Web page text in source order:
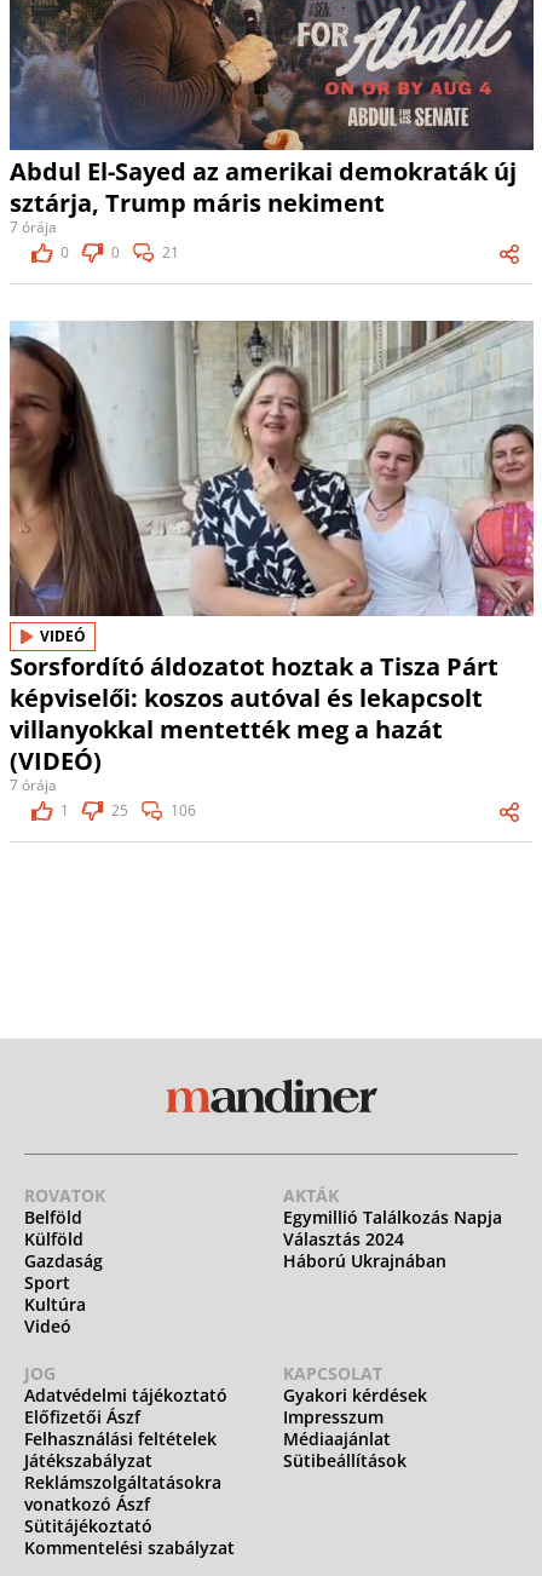
Abdul El-Sayed az amerikai demokraták új
sztárja, Trump máris nekiment
7 órája
0
0 21
VIDEÓ
Sorsfordító áldozatot hoztak a Tisza Párt
képviselői: koszos autóval és lekapcsolt
villanyokkal mentették meg a hazát
(VIDEÓ)
7 órája
1
25 106
ROVATOK
Belföld
Külföld
Gazdaság
Sport
Kultúra
Videó
AKTÁK
Egymillió Találkozás Napja
Választás 2024
Háború Ukrajnában
JOG
Adatvédelmi tájékoztató
Előfizetői Ászf
Felhasználási feltételek
Játékszabályzat
Reklámszolgáltatásokra
vonatkozó Ászf
Sütitájékoztató
Kommentelési szabályzat
KAPCSOLAT
Gyakori kérdések
Impresszum
Médiaajánlat
Sütibeállítások